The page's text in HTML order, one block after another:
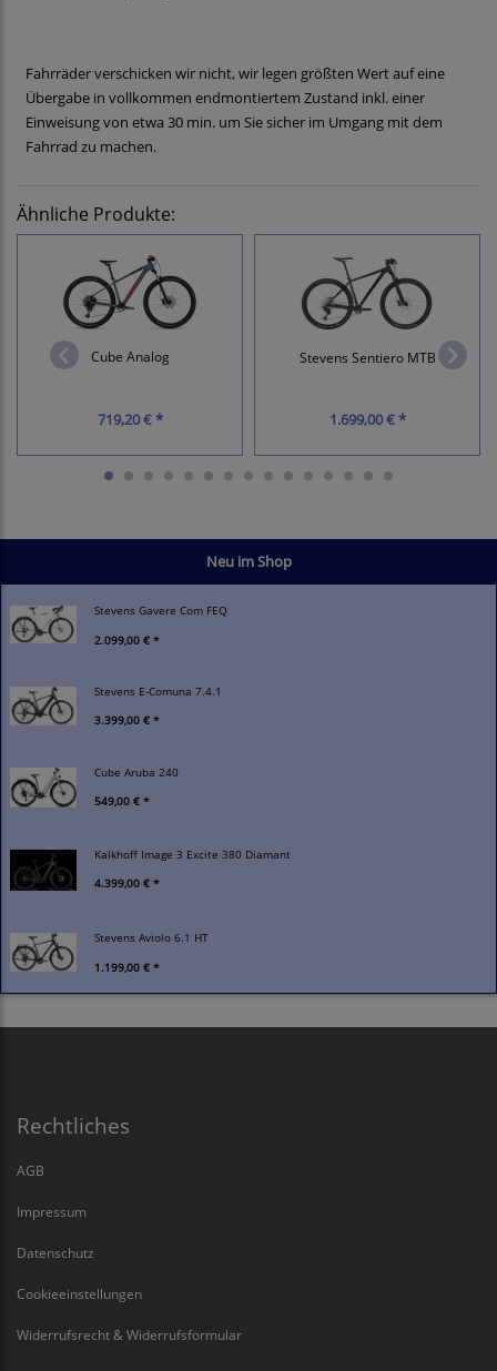
Neu im Shop
Stevens Gavere Com FEQ
2.099,00 € *
Stevens E-Comuna 7.4.1
3.399,00 € *
Cube Aruba 240
549,00 € *
Kalkhoff Image 3 Excite 380 Diamant
4.399,00 € *
Stevens Aviolo 6.1 HT
1.199,00 € *
Fahrräder verschicken wir nicht, wir legen größten Wert auf eine
Übergabe in vollkommen endmontiertem Zustand inkl. einer
Einweisung von etwa 30 min. um Sie sicher im Umgang mit dem
Fahrrad zu machen.
Ähnliche Produkte:
Cube Analog
719,20 € *
Stevens Sentiero MTB
1.699,00 € *
Rechtliches
AGB
Impressum
Datenschutz
Cookieeinstellungen
Widerrufsrecht & Widerrufsformular